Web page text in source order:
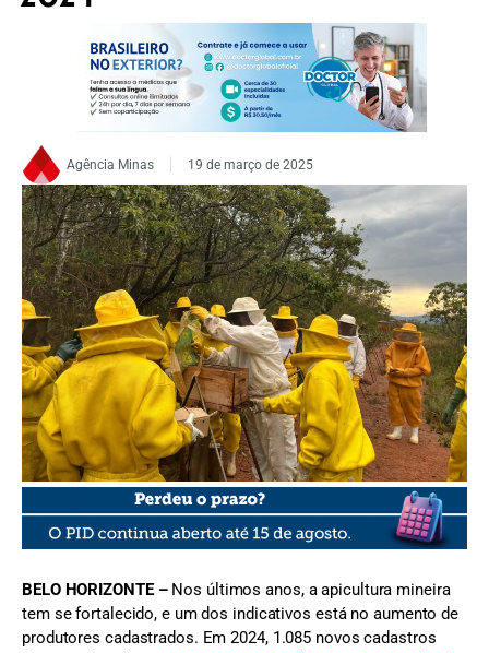
Agência Minas 19 de março de 2025
FOTO: AASPIGRA
BELO HORIZONTE –Nos últimos anos, a apicultura mineira
tem se fortalecido, e um dos indicativos está no aumento de
produtores cadastrados. Em 2024, 1.085 novos cadastros